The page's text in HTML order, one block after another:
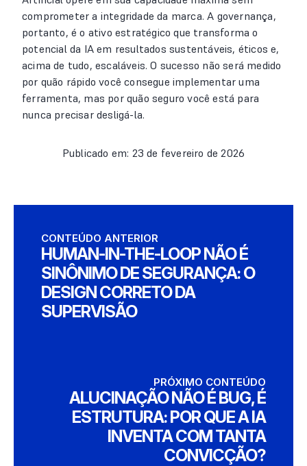
comprometer a integridade da marca. A governança,
portanto, é o ativo estratégico que transforma o
potencial da IA em resultados sustentáveis, éticos e,
acima de tudo, escaláveis. O sucesso não será medido
por quão rápido você consegue implementar uma
ferramenta, mas por quão seguro você está para
nunca precisar desligá-la.
Publicado em: 23 de fevereiro de 2026
CONTEÚDO ANTERIOR
HUMAN-IN-THE-LOOP NÃO É
SINÔNIMO DE SEGURANÇA: O
DESIGN CORRETO DA
SUPERVISÃO
PRÓXIMO CONTEÚDO
ALUCINAÇÃO NÃO É BUG, É
ESTRUTURA: POR QUE A IA
INVENTA COM TANTA
CONVICÇÃO?